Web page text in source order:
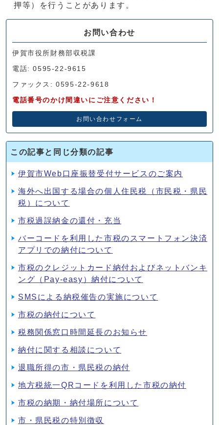
押等）を行うことがあります。
お問い合わせ
伊賀市役所財務部収税課
電話: 0595-22-9615
ファックス: 0595-22-9618
電話番号のかけ間違いにご注意ください！
お問い合わせフォーム
この記事と同じ分類の記事
伊賀市Web口座振替受付サービスのご案内
海外へ出国する場合の個人住民税（市民税・県民
税）について
市税過誤納金の還付・充当
バーコードを利用した市税のスマートフォン決済
アプリでの納付について
市税のクレジットカード納付およびネットバンキ
ング（Pay-easy）納付について
SMSによる納税催告の実施について
市税の納付について
税務関係窓口時間延長のお知らせ
納付に関する相談について
退職所得の市・県民税の納付
地方税統一QRコードを利用した市税の納付
市税の納期・納付場所について
市・県民税の特別徴収